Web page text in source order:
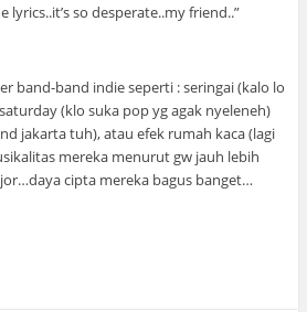
lyrics..it’s so desperate..my friend..”
band-band indie seperti : seringai (kalo lo
(klo suka pop yg agak nyeleneh)
jakarta tuh), atau efek rumah kaca (lagi
mereka menurut gw jauh lebih
cipta mereka bagus banget…